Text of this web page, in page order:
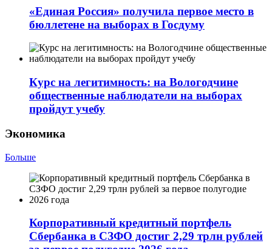
«Единая Россия» получила первое место в
бюллетене на выборах в Госдуму
Курс на легитимность: на Вологодчине
общественные наблюдатели на выборах
пройдут учебу
Экономика
Больше
Корпоративный кредитный портфель
Сбербанка в СЗФО достиг 2,29 трлн рублей